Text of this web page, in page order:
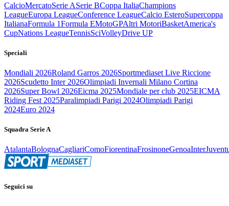
CalcioMercatoSerie ASerie BCoppa ItaliaChampions
LeagueEuropa LeagueConference LeagueCalcio EsteroSupercoppa
ItalianaFormula 1Formula EMotoGPAltri MotoriBasketAmerica's
CupNations LeagueTennisSciVolleyDrive UP
Speciali
Mondiali 2026Roland Garros 2026Sportmediaset Live Riccione
2026Scudetto Inter 2026Olimpiadi Invernali Milano Cortina
2026Super Bowl 2026Eicma 2025Mondiale per club 2025EICMA
Riding Fest 2025Paralimpiadi Parigi 2024Olimpiadi Parigi
2024Euro 2024
Squadra Serie A
AtalantaBolognaCagliariComoFiorentinaFrosinoneGenoaInter
Seguici su